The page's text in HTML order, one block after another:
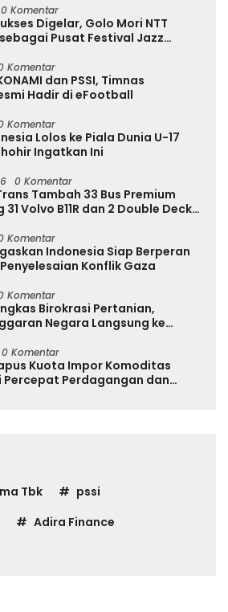
0 Komentar
Digelar, Golo Mori NTT
Pusat Festival Jazz
Komentar
dan PSSI, Timnas
Hadir di eFootball
Komentar
Lolos ke Piala Dunia U-17
Ingatkan Ini
0 Komentar
Tambah 33 Bus Premium
Volvo B11R dan 2 Double Decker
Komentar
Indonesia Siap Berperan
Konflik Gaza
Komentar
Birokrasi Pertanian,
Negara Langsung ke
0 Komentar
Kuota Impor Komoditas
Percepat Perdagangan dan
Tbk
pssi
Adira Finance